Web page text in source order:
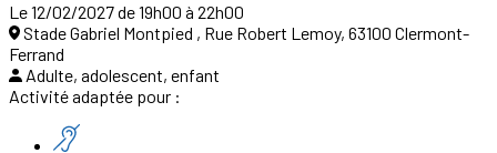
Le 12/02/2027 de 19h00 à 22h00
Stade Gabriel Montpied , Rue Robert Lemoy, 63100 Clermont-
Ferrand
Adulte, adolescent, enfant
Activité adaptée pour :